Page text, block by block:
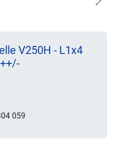
V250H - L1x4
059